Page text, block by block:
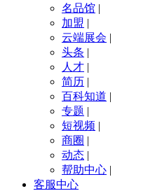
名品馆 |
加盟 |
云端展会 |
头条 |
人才 |
简历 |
百科知道 |
专题 |
短视频 |
商圈 |
动态 |
帮助中心 |
客服中心